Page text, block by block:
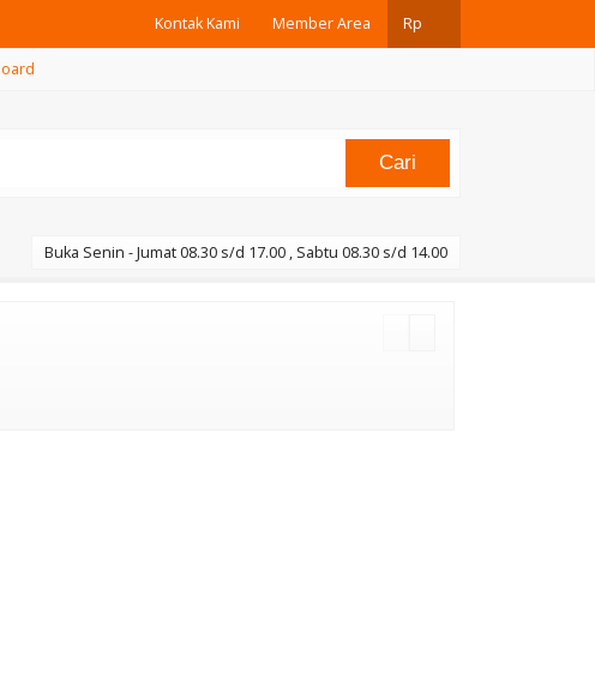
Kontak Kami Member Area Rp
Cari
Buka Senin - Jumat 08.30 s/d 17.00 , Sabtu 08.30 s/d 14.00